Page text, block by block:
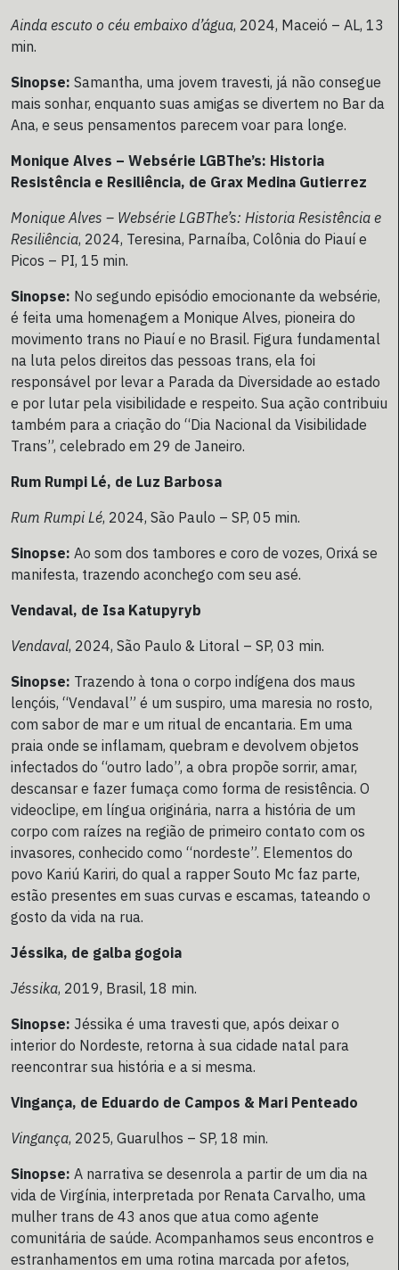
Ainda escuto o céu embaixo d’água, 2024, Maceió – AL, 13
min.
Sinopse: Samantha, uma jovem travesti, já não consegue
mais sonhar, enquanto suas amigas se divertem no Bar da
Ana, e seus pensamentos parecem voar para longe.
Monique Alves – Websérie LGBThe’s: Historia
Resistência e Resiliência, de Grax Medina Gutierrez
Monique Alves – Websérie LGBThe’s: Historia Resistência e
Resiliência, 2024, Teresina, Parnaíba, Colônia do Piauí e
Picos – PI, 15 min.
Sinopse: No segundo episódio emocionante da websérie,
é feita uma homenagem a Monique Alves, pioneira do
movimento trans no Piauí e no Brasil. Figura fundamental
na luta pelos direitos das pessoas trans, ela foi
responsável por levar a Parada da Diversidade ao estado
e por lutar pela visibilidade e respeito. Sua ação contribuiu
também para a criação do “Dia Nacional da Visibilidade
Trans”, celebrado em 29 de Janeiro.
Rum Rumpi Lé, de Luz Barbosa
Rum Rumpi Lé, 2024, São Paulo – SP, 05 min.
Sinopse: Ao som dos tambores e coro de vozes, Orixá se
manifesta, trazendo aconchego com seu asé.
Vendaval, de Isa Katupyryb
Vendaval, 2024, São Paulo & Litoral – SP, 03 min.
Sinopse: Trazendo à tona o corpo indígena dos maus
lençóis, “Vendaval” é um suspiro, uma maresia no rosto,
com sabor de mar e um ritual de encantaria. Em uma
praia onde se inflamam, quebram e devolvem objetos
infectados do “outro lado”, a obra propõe sorrir, amar,
descansar e fazer fumaça como forma de resistência. O
videoclipe, em língua originária, narra a história de um
corpo com raízes na região de primeiro contato com os
invasores, conhecido como “nordeste”. Elementos do
povo Kariú Kariri, do qual a rapper Souto Mc faz parte,
estão presentes em suas curvas e escamas, tateando o
gosto da vida na rua.
Jéssika, de galba gogoia
Jéssika, 2019, Brasil, 18 min.
Sinopse: Jéssika é uma travesti que, após deixar o
interior do Nordeste, retorna à sua cidade natal para
reencontrar sua história e a si mesma.
Vingança, de Eduardo de Campos & Mari Penteado
Vingança, 2025, Guarulhos – SP, 18 min.
Sinopse: A narrativa se desenrola a partir de um dia na
vida de Virgínia, interpretada por Renata Carvalho, uma
mulher trans de 43 anos que atua como agente
comunitária de saúde. Acompanhamos seus encontros e
estranhamentos em uma rotina marcada por afetos,